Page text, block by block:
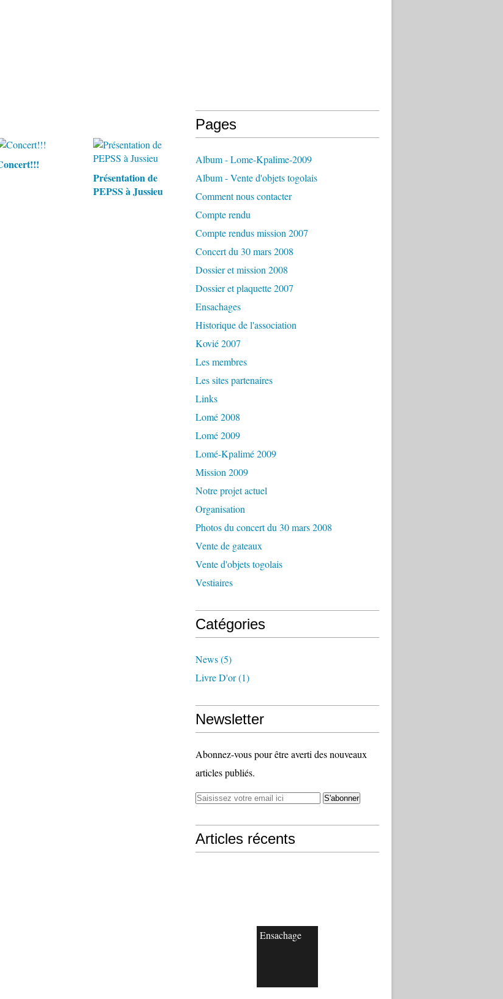
Présentation de
PEPSS à Jussieu
Pages
Album - Lome-Kpalime-2009
Album - Vente d'objets togolais
Comment nous contacter
Compte rendu
Compte rendus mission 2007
Concert du 30 mars 2008
Dossier et mission 2008
Dossier et plaquette 2007
Ensachages
Historique de l'association
Kovié 2007
Les membres
Les sites partenaires
Links
Lomé 2008
Lomé 2009
Lomé-Kpalimé 2009
Mission 2009
Notre projet actuel
Organisation
Photos du concert du 30 mars 2008
Vente de gateaux
Vente d'objets togolais
Vestiaires
Catégories
News(5)
Livre D'or(1)
Newsletter
Abonnez-vous pour être averti des nouveaux
articles publiés.
Articles récents
Ensachage